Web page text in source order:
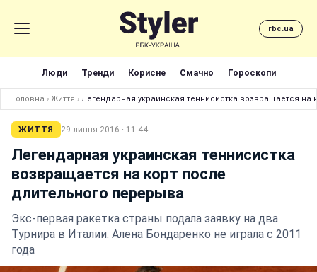
rbc.ua
Люди Тренди Корисне Смачно Гороскопи
Головна › Життя › Легендарная украинская теннисистка возвращается на
ЖИТТЯ 29 липня 2016 · 11:44
Легендарная украинская теннисистка
возвращается на корт после
длительного перерыва
Экс-первая ракетка страны подала заявку на два
Турнира в Италии. Алена Бондаренко не играла с 2011
года